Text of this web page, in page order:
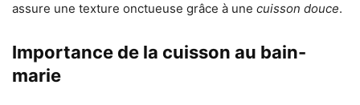
assure une texture onctueuse grâce à une cuisson douce.
Importance de la cuisson au bain-
marie